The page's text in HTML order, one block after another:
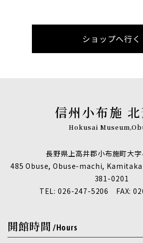
ショップへ行く
信州小布施
Hokusai
長野県上高井郡小布施町大
485 Obuse, Obuse-machi,
381-0201
TEL: 026-247-5206 FAX:
開館時間 /Hours